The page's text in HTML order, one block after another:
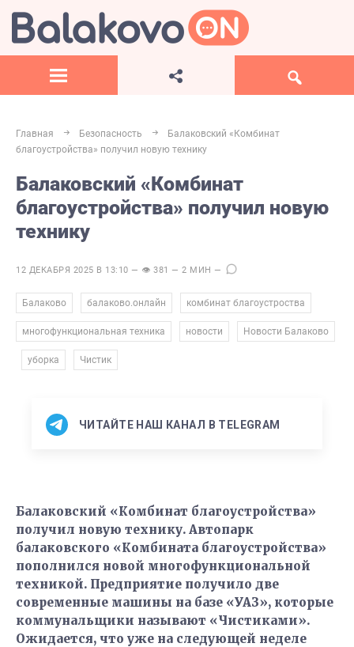
Главная Безопасность
Балаковский «Комбинат
благоустройства» получил новую технику
Балаковский «Комбинат
благоустройства» получил новую
технику
12 ДЕКАБРЯ 2025 В 13:10 — 👁 381 — 2 МИН —
Балаково балаково.онлайн комбинат благоустроства
многофункциональная техника новости Новости Балаково
уборка Чистик
ЧИТАЙТЕ НАШ КАНАЛ В TELEGRAM
Балаковский «Комбинат благоустройства»
получил новую технику. Автопарк
балаковского «Комбината благоустройства»
пополнился новой многофункциональной
техникой. Предприятие получило две
современные машины на базе «УАЗ», которые
коммунальщики называют «Чистиками».
Ожидается, что уже на следующей неделе